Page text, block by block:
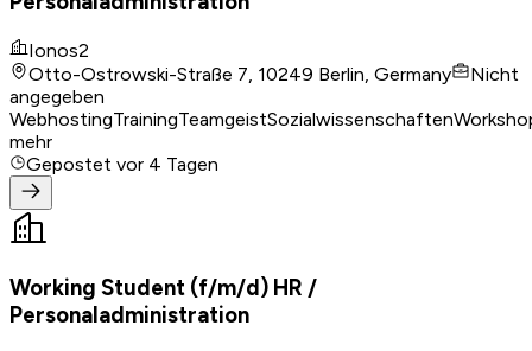
Ionos2
Otto-Ostrowski-Straße 7, 10249 Berlin, Germany
Nicht
angegeben
WebhostingTrainingTeamgeistSozialwissenschaften
mehr
Gepostet vor 4 Tagen
Working Student (f/m/d) HR /
Personaladministration